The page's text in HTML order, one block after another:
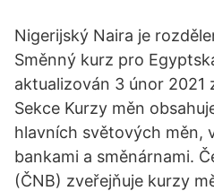
Nigerijský Naira je
Směnný kurz pro
aktualizován 3 únor 2021
Sekce Kurzy měn
hlavních světových měn,
bankami a směnárnami.
(ČNB) zveřejňuje kurzy